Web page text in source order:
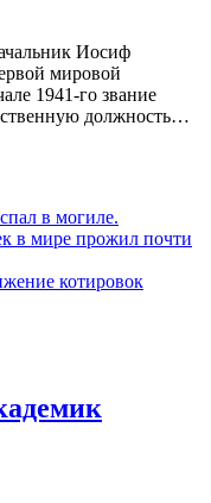
Иосиф
мировой
1941-го звание
должность…
в могиле.
в мире прожил почти
котировок